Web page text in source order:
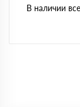
В наличии